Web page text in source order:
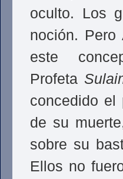
oculto. Los
noción.
este
Profeta
concedido el
de su
sobre su
Ellos no